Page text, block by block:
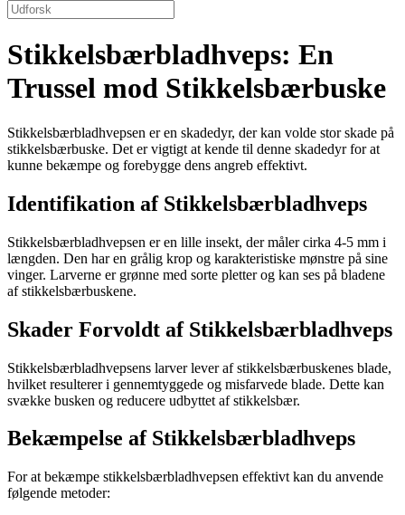
Stikkelsbærbladhveps: En
Trussel mod Stikkelsbærbuske
Stikkelsbærbladhvepsen er en skadedyr, der kan volde stor skade på
stikkelsbærbuske. Det er vigtigt at kende til denne skadedyr for at
kunne bekæmpe og forebygge dens angreb effektivt.
Identifikation af Stikkelsbærbladhveps
Stikkelsbærbladhvepsen er en lille insekt, der måler cirka 4-5 mm i
længden. Den har en grålig krop og karakteristiske mønstre på sine
vinger. Larverne er grønne med sorte pletter og kan ses på bladene
af stikkelsbærbuskene.
Skader Forvoldt af Stikkelsbærbladhveps
Stikkelsbærbladhvepsens larver lever af stikkelsbærbuskenes blade,
hvilket resulterer i gennemtyggede og misfarvede blade. Dette kan
svække busken og reducere udbyttet af stikkelsbær.
Bekæmpelse af Stikkelsbærbladhveps
For at bekæmpe stikkelsbærbladhvepsen effektivt kan du anvende
følgende metoder: